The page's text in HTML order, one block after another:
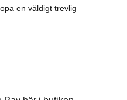
en väldigt trevlig